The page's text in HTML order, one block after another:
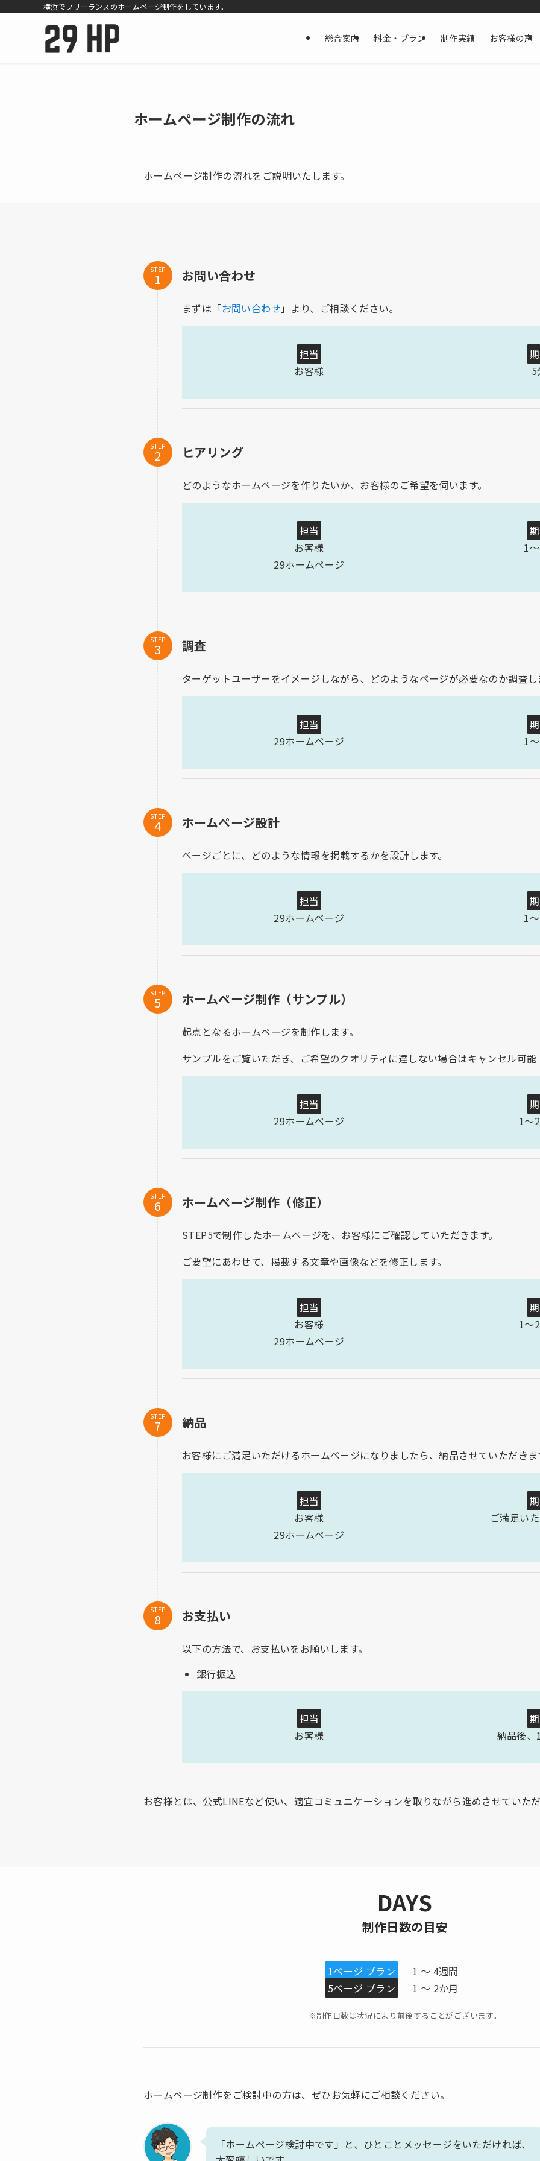
横浜でフリーランスのホームページ制作をしています。
総合案内 料金・プラン 制作実績 お客様の声
ホームページ制作の流れ
ホームページ制作の流れをご説明いたします。
STEP お問い合わせ
まずは「お問い合わせ 」より、ご相談ください。
担当
お客様
5
STEP ヒアリング
どのようなホームページを作りたいか、お客様のご希望を伺います。
担当
お客様
29ホームページ
1
STEP 調査
ターゲットユーザーをイメージしながら、どのようなページが必要なのか調査し
担当
29ホームページ
1
STEP ホームページ設計
ページごとに、どのような情報を掲載するかを設計します。
担当
29ホームページ
1
STEP ホームページ制作（サンプル）
起点となるホームページを制作します。
サンプルをご覧いただき、ご希望のクオリティに達しない場合はキャンセル可能
担当
29ホームページ
1〜
STEP ホームページ制作（修正）
STEP5で制作したホームページを、お客様にご確認していただきます。
ご要望にあわせて、掲載する文章や画像などを修正します。
担当
お客様
29ホームページ
1〜
STEP 納品
お客様にご満足いただけるホームページになりましたら、納品させていただきま
担当
お客様
29ホームページ
ご満足い
STEP お支払い
以下の方法で、お支払いをお願いします。
銀行振込
担当
お客様
納品後、
お客様とは、公式LINEなど使い、適宜コミュニケーションを取りながら進めさせていただ
DAYS
制作日数の目安
1ページ プラン
1 〜 4週間
5ページ プラン
1 〜 2か月
※制作日数は状況により前後することがございます。
ホームページ制作をご検討中の方は、ぜひお気軽にご相談ください。
「ホームページ検討中です」と、ひとことメッセージをいただければ、